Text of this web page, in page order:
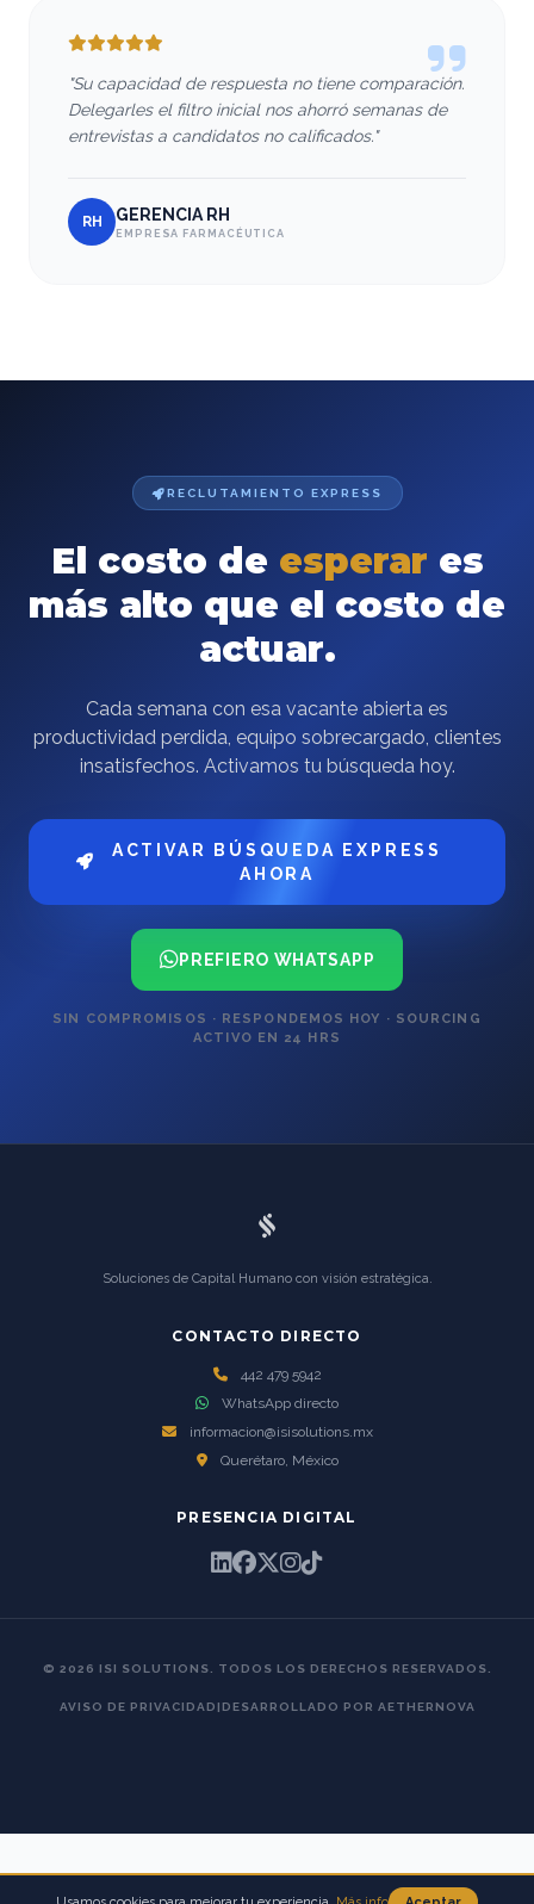
"Su capacidad de respuesta no tiene comparación.
Delegarles el filtro inicial nos ahorró semanas de
entrevistas a candidatos no calificados."
RH GERENCIA RH
EMPRESA FARMACÉUTICA
RECLUTAMIENTO EXPRESS
El costo de esperar es
más alto que el costo de
actuar.
Cada semana con esa vacante abierta es
productividad perdida, equipo sobrecargado, clientes
insatisfechos. Activamos tu búsqueda hoy.
ACTIVAR BÚSQUEDA EXPRESS
AHORA
PREFIERO WHATSAPP
SIN COMPROMISOS · RESPONDEMOS HOY · SOURCING
ACTIVO EN 24 HRS
Soluciones de Capital Humano con visión estratégica.
CONTACTO DIRECTO
442 479 5942
WhatsApp directo
informacion@isisolutions.mx
Querétaro, México
PRESENCIA DIGITAL
© 2026 ISI SOLUTIONS. TODOS LOS DERECHOS RESERVADOS.
AVISO DE PRIVACIDAD|DESARROLLADO POR AETHERNOVA